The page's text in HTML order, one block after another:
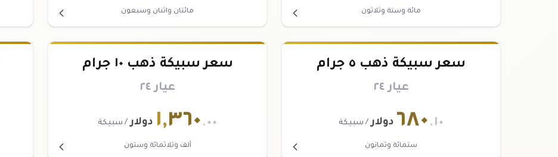
مائة وستة وثلاثون مائتان واثنان وسبعون
سعر سبيكة ذهب ٥ جرام
عيار ٢٤
٦٨٠ .١٠ دولار / سبيكة
ستمائة وثمانون
سعر سبيكة ذهب ١٠ جرام
عيار ٢٤
١,٣٦٠ .٠٠ دولار / سبيكة
ألف وثلاثمائة وستون